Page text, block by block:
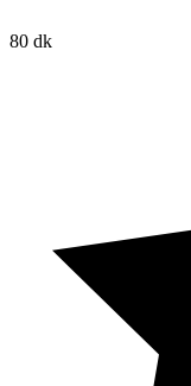
80 dk